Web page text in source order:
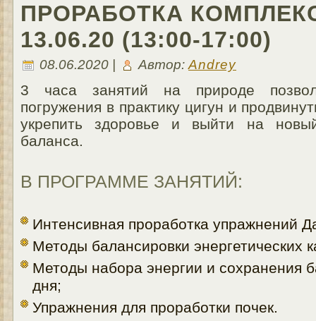
ПРОРАБОТКА
13.06.20 (13:00-17:00)
08.06.2020 | Автор: Andrey
3 часа занятий на природе
погружения в практику цигун и
укрепить здоровье и выйти на
баланса.
В ПРОГРАММЕ ЗАНЯТИЙ:
Интенсивная проработка упражнений
Методы балансировки энергетических
Методы набора энергии и сохранения
дня;
Упражнения для проработки почек.